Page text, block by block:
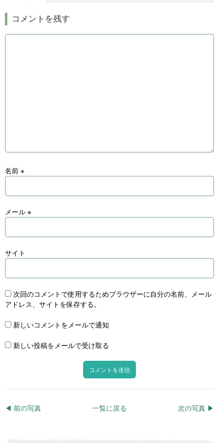
コメントを残す
名前 ※
メール ※
サイト
次回のコメントで使用するためブラウザーに自分の名前、メール
アドレス、サイトを保存する。
新しいコメントをメールで通知
新しい投稿をメールで受け取る
◀︎ 前の写真 次の写真 ▶︎
一覧に戻る